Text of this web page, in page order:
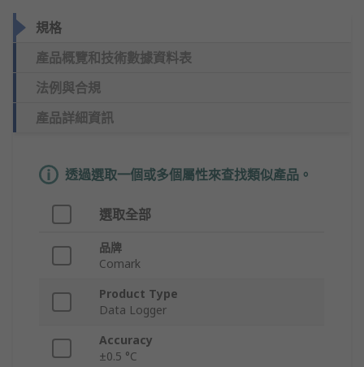
規格
產品概覽和技術數據資料表
法例與合規
產品詳細資訊
透過選取一個或多個屬性來查找類似產品。
選取全部
品牌
Comark
Product Type
Data Logger
Accuracy
±0.5 °C